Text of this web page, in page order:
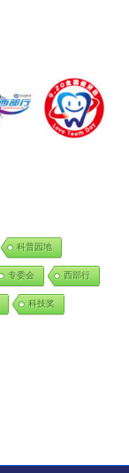
科普园地
专委会 西部行
科技奖